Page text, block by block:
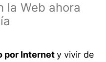
la Web ahora
por Internety vivir de